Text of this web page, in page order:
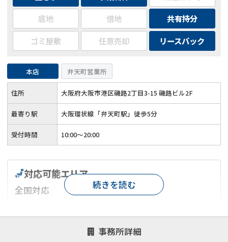
底地
借地
共有持分
ゴミ屋敷
任意売却 リースバック
本店 弁天町営業所
住所 大阪府大阪市港区磯路2丁目3-15 磯路ビル2F
最寄り駅 大阪環状線「弁天町駅」徒歩5分
受付時間 10:00～20:00
事務所詳細
対応可能エリア
全国対応
対応が親身 オンライン面談可能
レスポンスが早い
1億円以上の買取可
続きを読む